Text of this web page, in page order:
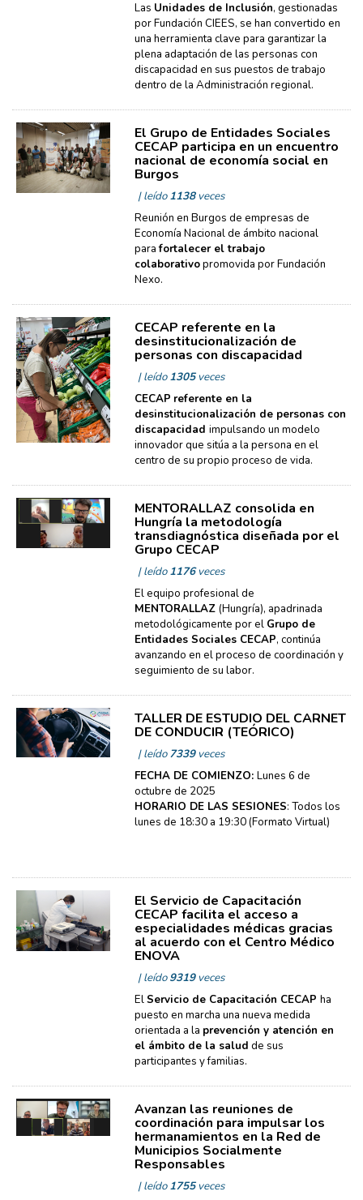
Las Unidades de Inclusión, gestionadas
por Fundación CIEES, se han convertido en
una herramienta clave para garantizar la
plena adaptación de las personas con
discapacidad en sus puestos de trabajo
dentro de la Administración regional.
El Grupo de Entidades Sociales
CECAP participa en un encuentro
nacional de economía social en
Burgos
| leído1138veces
Reunión en Burgos de empresas de
Economía Nacional de ámbito nacional
parafortalecer el trabajo
colaborativopromovida por Fundación
Nexo.
CECAP referente en la
desinstitucionalización de
personas con discapacidad
| leído1305veces
CECAP referente en la
desinstitucionalización de personas con
discapacidad impulsando un modelo
innovador que sitúa a la persona en el
centro de su propio proceso de vida.
MENTORALLAZ consolida en
Hungría la metodología
transdiagnóstica diseñada por el
Grupo CECAP
| leído1176veces
El equipo profesional de
MENTORALLAZ (Hungría), apadrinada
metodológicamente por el Grupo de
Entidades Sociales CECAP, continúa
avanzando en el proceso de coordinación y
seguimiento de su labor.
TALLER DE ESTUDIO DEL CARNET
DE CONDUCIR (TEÓRICO)
| leído7339veces
FECHA DE COMIENZO: Lunes 6 de
octubre de 2025
HORARIO DE LAS SESIONES: Todos los
lunes de 18:30 a 19:30 (Formato Virtual)
El Servicio de Capacitación
CECAP facilita el acceso a
especialidades médicas gracias
al acuerdo con el Centro Médico
ENOVA
| leído9319veces
ElServicio de Capacitación CECAP ha
puesto en marcha una nueva medida
orientada a la prevención y atención en
el ámbito de la salud de sus
participantes y familias.
Avanzan las reuniones de
coordinación para impulsar los
hermanamientos en la Red de
Municipios Socialmente
Responsables
| leído1755veces